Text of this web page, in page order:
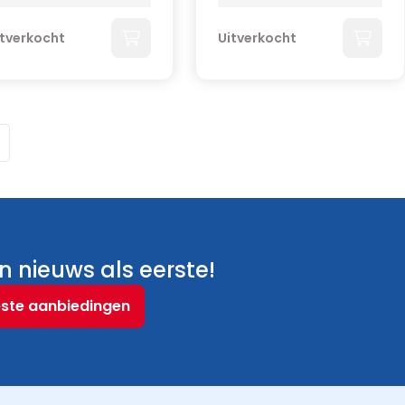
Uitverkocht
pagina
nieuws als eerste!
aanbiedingen